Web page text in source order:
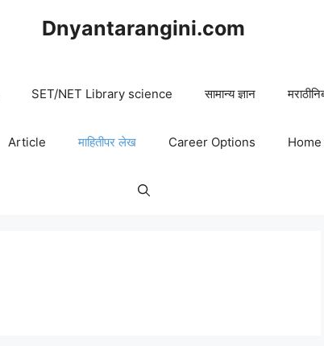
Dnyantarangini.com
SET/NET Library science सामान्य ज्ञान
Article माहितीपर लेख Career Options Home